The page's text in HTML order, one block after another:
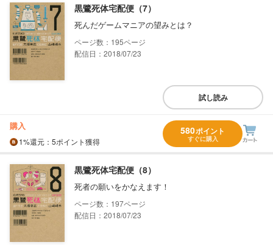
黒鷺死体宅配便（7）
死んだゲームマニアの望みとは？
195
配信日：2018/07/23
試し読み
購入
1%還元 ：5ポイント獲得
580ポイント
すぐに購入
黒鷺死体宅配便（8）
死者の願いをかなえます！
197
配信日：2018/07/23